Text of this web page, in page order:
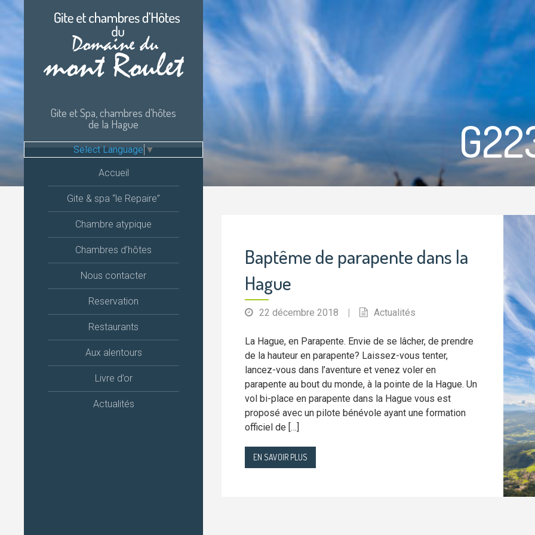
Gite et Spa, chambres d'hôtes
de la Hague
Select Language ▼
Accueil
Gite & spa “le Repaire”
Chambre atypique
Chambres d’hôtes
Nous contacter
Reservation
Restaurants
Aux alentours
Livre d’or
Actualités
Baptême de parapente dans la
Hague
22 décembre 2018 | Actualités
La Hague, en Parapente. Envie de se lâcher, de prendre
de la hauteur en parapente? Laissez-vous tenter,
lancez-vous dans l’aventure et venez voler en
parapente au bout du monde, à la pointe de la Hague. Un
vol bi-place en parapente dans la Hague vous est
proposé avec un pilote bénévole ayant une formation
officiel de […]
EN SAVOIR PLUS